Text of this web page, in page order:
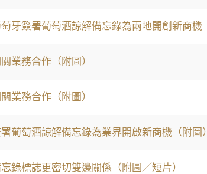
牙簽署葡萄酒諒解備忘錄為兩地開創新商機
業務合作（附圖）
業務合作（附圖）
葡萄酒諒解備忘錄為業界開啟新商機（附圖）
錄標誌更密切雙邊關係（附圖／短片）